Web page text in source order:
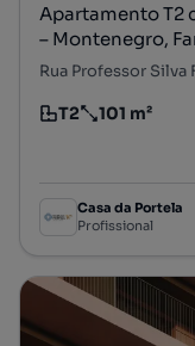
Apartamento T2
– Montenegro,
Rua Professor Silva
Tipologia
T2
Preço por metro
101 m²
Casa da Portela
Profissional